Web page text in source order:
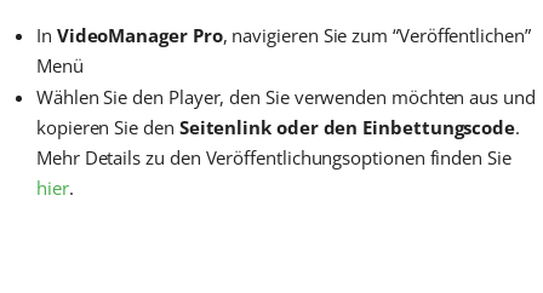
In VideoManager Pro, navigieren Sie zum “Veröffentlichen”
Menü
Wählen Sie den Player, den Sie verwenden möchten aus und
kopieren Sie den Seitenlink oder den Einbettungscode.
Mehr Details zu den Veröffentlichungsoptionen finden Sie
hier.